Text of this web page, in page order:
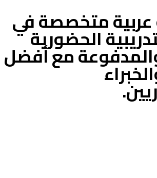
متخصصة في
الحضورية
مع أفضل